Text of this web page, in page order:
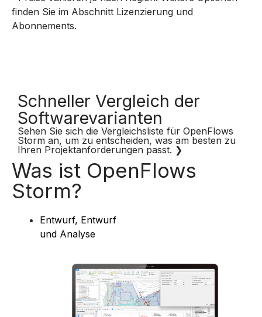
finden Sie im Abschnitt Lizenzierung und
Abonnements.
Schneller Vergleich der
Softwarevarianten
Sehen Sie sich die Vergleichsliste für OpenFlows
Storm an, um zu entscheiden, was am besten zu
Ihren Projektanforderungen passt. ❯
Was ist OpenFlows
Storm?
Entwurf, Entwurf
und Analyse